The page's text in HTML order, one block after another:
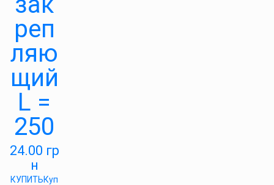
реп
ляю
щий
L =
250
24.00 гр
н
КУПИТЬКуп